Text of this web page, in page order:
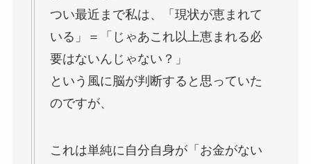
つい最近まで私は、「現状が恵まれて
いる」＝「じゃあこれ以上恵まれる必
要はないんじゃない？」
という風に脳が判断すると思っていた
のですが、
これは単純に自分自身が「お金がない